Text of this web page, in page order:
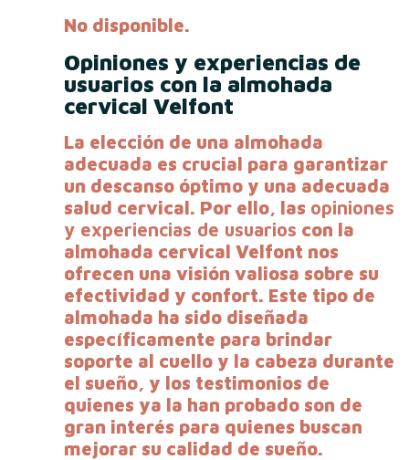
No disponible.
Opiniones y experiencias de
usuarios con la almohada
cervical Velfont
La elección de una almohada
adecuada es crucial para garantizar
un descanso óptimo y una adecuada
salud cervical. Por ello, las opiniones
y experiencias de usuarios con la
almohada cervical Velfont nos
ofrecen una visión valiosa sobre su
efectividad y confort. Este tipo de
almohada ha sido diseñada
específicamente para brindar
soporte al cuello y la cabeza durante
el sueño, y los testimonios de
quienes ya la han probado son de
gran interés para quienes buscan
mejorar su calidad de sueño.